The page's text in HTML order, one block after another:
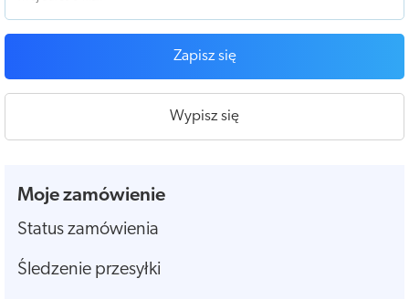
Zapisz się
Wypisz się
Moje zamówienie
Status zamówienia
Śledzenie przesyłki